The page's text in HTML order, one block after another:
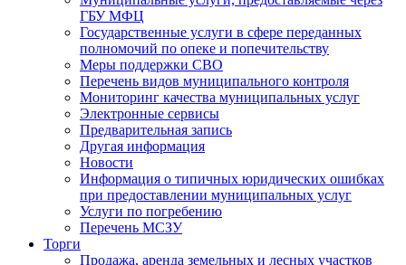
ГБУ МФЦ
Государственные услуги в сфере переданных
полномочий по опеке и попечительству
Меры поддержки СВО
Перечень видов муниципального контроля
Мониторинг качества муниципальных услуг
Электронные сервисы
Предварительная запись
Другая информация
Новости
Информация о типичных юридических ошибках
при предоставлении муниципальных услуг
Услуги по погребению
Перечень МСЗУ
Торги
Продажа, аренда земельных и лесных участков